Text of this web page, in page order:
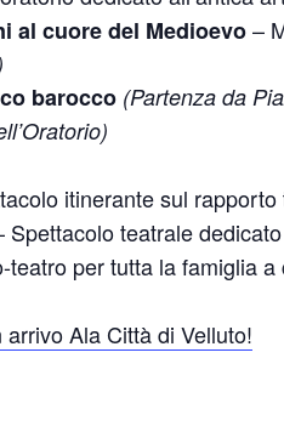
al cuore del Medioevo–
barocco (Partenza da
itinerante sul
Spettacolo teatrale
teatro per tutta la famiglia
arrivo Ala Città di Velluto!